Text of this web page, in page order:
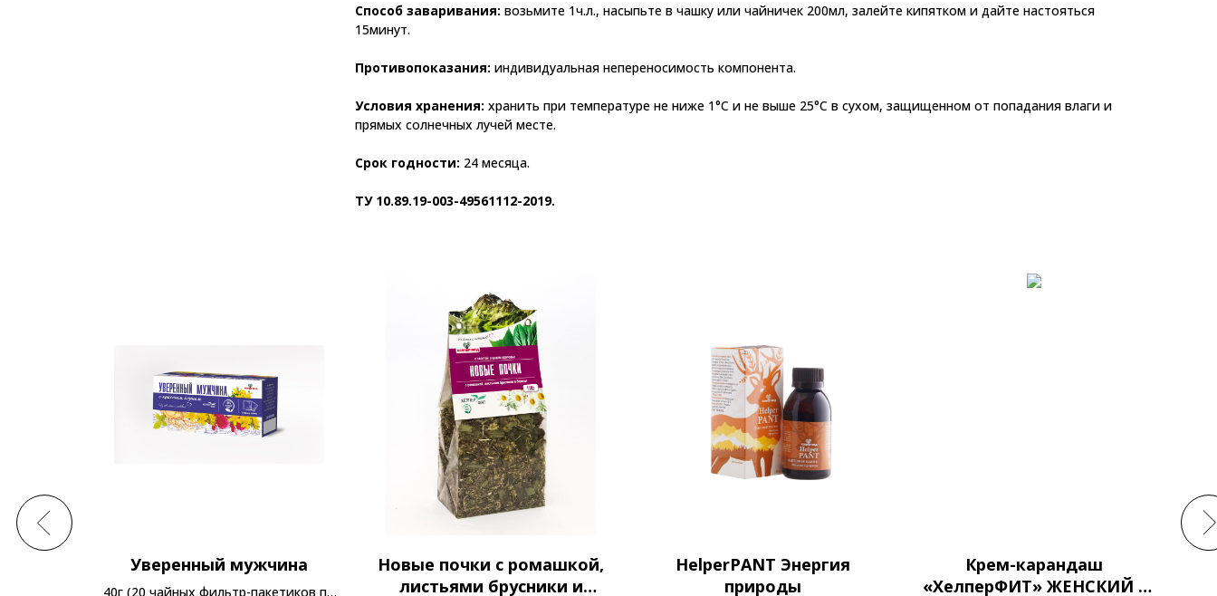
Способ заваривания: возьмите 1ч.л., насыпьте в чашку или чайничек 200мл, залейте кипятком и дайте настояться
15минут.
Противопоказания: индивидуальная непереносимость компонента.
Условия хранения: хранить при температуре не ниже 1°C и не выше 25°C в сухом, защищенном от попадания влаги и
прямых солнечных лучей месте.
Срок годности: 24 месяца.
ТУ 10.89.19-003-49561112-2019.
Уверенный мужчина
40г (20 чайных фильтр-пакетиков по
Новые почки с ромашкой,
листьями брусники и
HelperPANT Энергия
природы
Крем-карандаш
«ХелперФИТ» ЖЕНСКИЙ с